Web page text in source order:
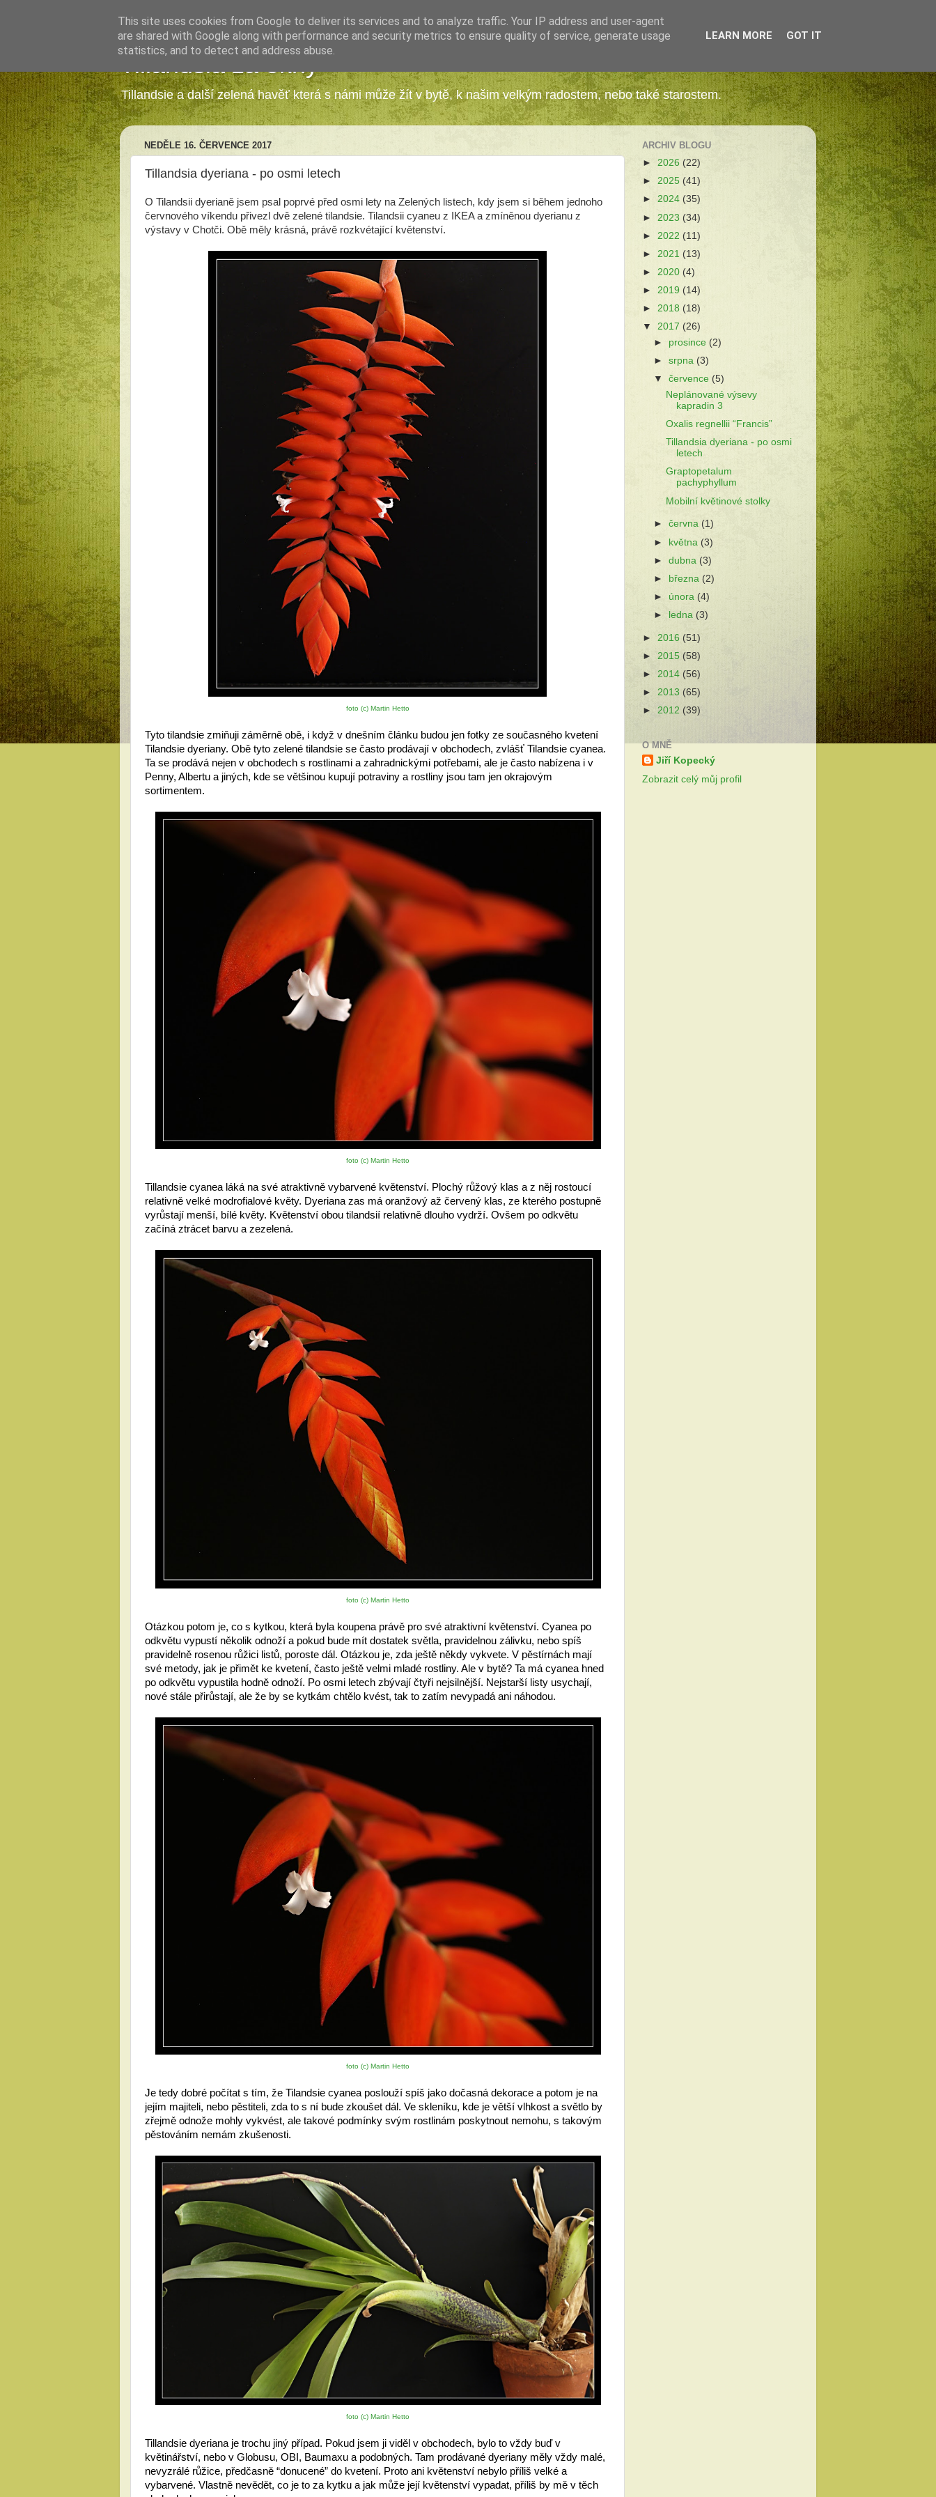
Tillandsia za okny
Tillandsie a další zelená havěť která s námi může žít v bytě, k našim velkým radostem, nebo také starostem.
NEDĚLE 16. ČERVENCE 2017
Tillandsia dyeriana - po osmi letech
O Tilandsii dyerianě jsem psal poprvé před osmi lety na Zelených listech, kdy jsem si během jednoho
červnového víkendu přivezl dvě zelené tilandsie. Tilandsii cyaneu z IKEA a zmíněnou dyerianu z
výstavy v Chotči. Obě měly krásná, právě rozkvétající květenství.
foto (c) Martin Hetto
Tyto tilandsie zmiňuji záměrně obě, i když v dnešním článku budou jen fotky ze současného kvetení
Tilandsie dyeriany. Obě tyto zelené tilandsie se často prodávají v obchodech, zvlášť Tilandsie cyanea.
Ta se prodává nejen v obchodech s rostlinami a zahradnickými potřebami, ale je často nabízena i v
Penny, Albertu a jiných, kde se většinou kupují potraviny a rostliny jsou tam jen okrajovým
sortimentem.
foto (c) Martin Hetto
Tillandsie cyanea láká na své atraktivně vybarvené květenství. Plochý růžový klas a z něj rostoucí
relativně velké modrofialové květy. Dyeriana zas má oranžový až červený klas, ze kterého postupně
vyrůstají menší, bílé květy. Květenství obou tilandsií relativně dlouho vydrží. Ovšem po odkvětu
začíná ztrácet barvu a zezelená.
foto (c) Martin Hetto
Otázkou potom je, co s kytkou, která byla koupena právě pro své atraktivní květenství. Cyanea po
odkvětu vypustí několik odnoží a pokud bude mít dostatek světla, pravidelnou zálivku, nebo spíš
pravidelně rosenou růžici listů, poroste dál. Otázkou je, zda ještě někdy vykvete. V pěstírnách mají
své metody, jak je přimět ke kvetení, často ještě velmi mladé rostliny. Ale v bytě? Ta má cyanea hned
po odkvětu vypustila hodně odnoží. Po osmi letech zbývají čtyři nejsilnější. Nejstarší listy usychají,
nové stále přirůstají, ale že by se kytkám chtělo kvést, tak to zatím nevypadá ani náhodou.
foto (c) Martin Hetto
Je tedy dobré počítat s tím, že Tilandsie cyanea poslouží spíš jako dočasná dekorace a potom je na
jejím majiteli, nebo pěstiteli, zda to s ní bude zkoušet dál. Ve skleníku, kde je větší vlhkost a světlo by
zřejmě odnože mohly vykvést, ale takové podmínky svým rostlinám poskytnout nemohu, s takovým
pěstováním nemám zkušenosti.
foto (c) Martin Hetto
Tillandsie dyeriana je trochu jiný případ. Pokud jsem ji viděl v obchodech, bylo to vždy buď v
květinářství, nebo v Globusu, OBI, Baumaxu a podobných. Tam prodávané dyeriany měly vždy malé,
nevyzrálé růžice, předčasně “donucené” do kvetení. Proto ani květenství nebylo příliš velké a
vybarvené. Vlastně nevědět, co je to za kytku a jak může její květenství vypadat, příliš by mě v těch
ARCHIV BLOGU
► 2026 (22)
► 2025 (41)
► 2024 (35)
► 2023 (34)
► 2022 (11)
► 2021 (13)
► 2020 (4)
► 2019 (14)
► 2018 (18)
▼ 2017 (26)
► prosince (2)
►srpna (3)
▼července(5)
Neplánované výsevy
kapradin 3
Oxalis regnellii “Francis”
Tillandsia dyeriana - po osmi
letech
Graptopetalum
pachyphyllum
Mobilní květinové stolky
►června (1)
► května (3)
►dubna (3)
►
března(2)
► února(4)
►
ledna(3)
► 2016 (51)
► 2015 (58)
► 2014 (56)
► 2013 (65)
► 2012 (39)
O MNĚ
Jiří Kopecký
Zobrazit celý můj profil
This site uses cookies from Google to deliver its services and to analyze traffic. Your IP address and user-agent
are shared with Google along with performance and security metrics to ensure quality of service, generate usage
statistics, and to detect and address abuse.
LEARN MORE GOT IT